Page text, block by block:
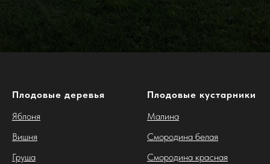
Плодовые деревья
Яблоня
Вишня
Груша
Плодовые кустарники
Малина
Смородина белая
Смородина красная